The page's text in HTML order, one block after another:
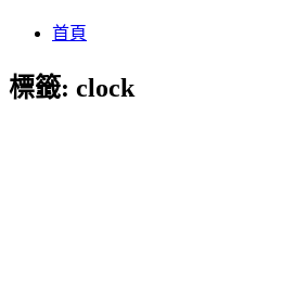
首頁
標籤: clock